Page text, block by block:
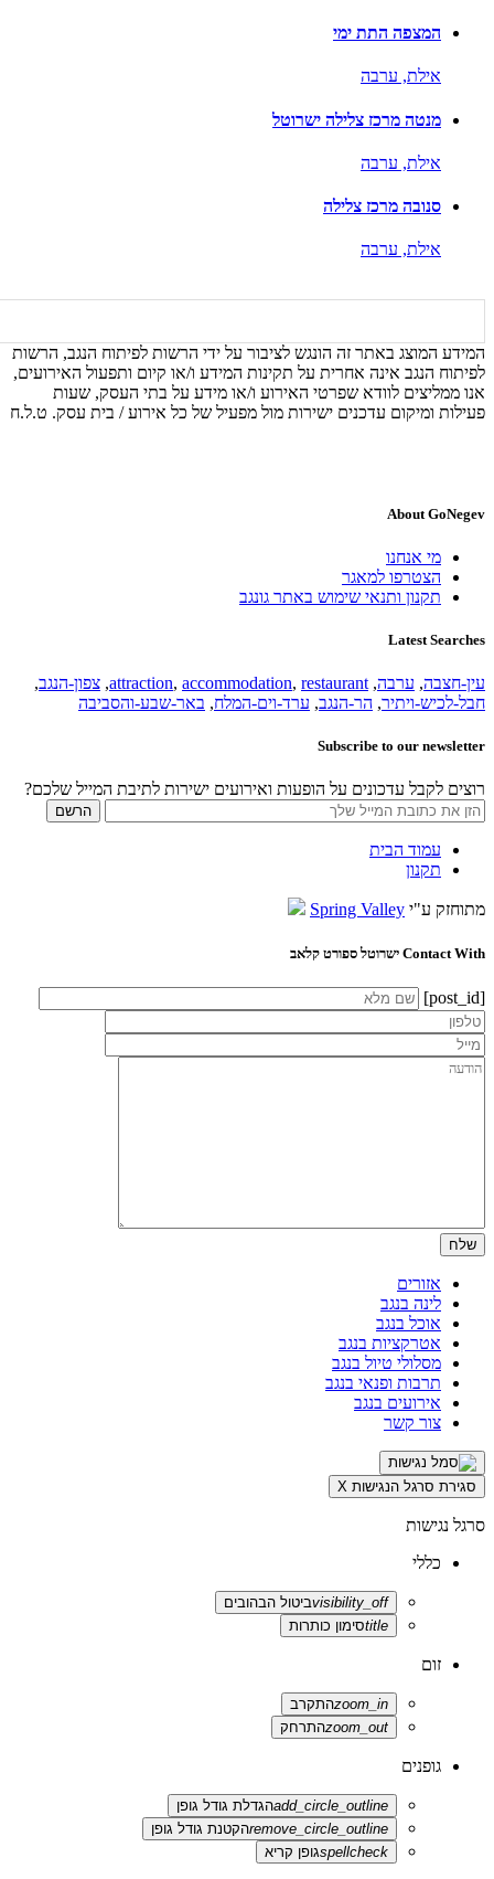
המצפה התת ימי
אילת, ערבה
מנטה מרכז צלילה ישרוטל
אילת, ערבה
סנובה מרכז צלילה
אילת, ערבה
המידע המוצג באתר זה הונגש לציבור על ידי הרשות לפיתוח הנגב, הרשות
לפיתוח הנגב אינה אחרית על תקינות המידע ו/או קיום ותפעול האירועים,
אנו ממליצים לוודא שפרטי האירוע ו/או מידע על בתי העסק, שעות
פעילות ומיקום עדכנים ישירות מול מפעיל של כל אירוע / בית עסק. ט.ל.ח
About GoNegev
מי אנחנו
הצטרפו למאגר
תקנון ותנאי שימוש באתר גונגב
Latest Searches
עין-חצבה, ערבה,
attraction, accommodation, restaurant
, צפון-הנגב,
חבל-לכיש-ויתיר, הר-הנגב, ערד-וים-המלח, באר-שבע-והסביבה
Subscribe to our newsletter
רוצים לקבל עדכונים על הופעות ואירועים ישירות לתיבת המייל שלכם?
עמוד הבית
תקנון
מתוחזק ע"י Spring Valley
Contact With ישרוטל ספורט קלאב
[post_id]
אזורים
לינה בנגב
אוכל בנגב
אטרקציות בנגב
מסלולי טיול בנגב
תרבות ופנאי בנגב
אירועים בנגב
צור קשר
סגירת סרגל הנגישות X
סרגל נגישות
כללי
visibility_offביטול הבהובים
titleסימון כותרות
זום
zoom_inהתקרב
zoom_outהתרחק
גופנים
add_circle_outlineהגדלת גודל גופן
remove_circle_outlineהקטנת גודל גופן
spellcheckגופן קריא